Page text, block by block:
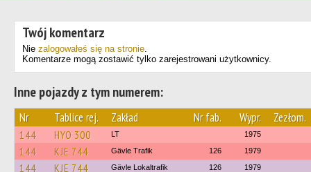
Twój komentarz
Nie zalogowałeś się na stronie.
Komentarze mogą zostawić tylko zarejestrowani użytkownicy.
Inne pojazdy z tym numerem:
Nr Tablice rej. Zakład Nr fab. Wypr. Zezłom.
144 HYO 300 LT 1975
144 KJE 744 Gävle Trafik 126 1979
144 KJE 744 Gävle Lokaltrafik 126 1979